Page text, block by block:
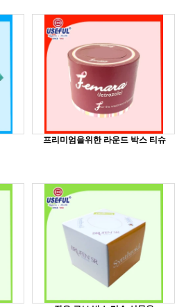
프리미엄을위한 라운드 박스 티슈